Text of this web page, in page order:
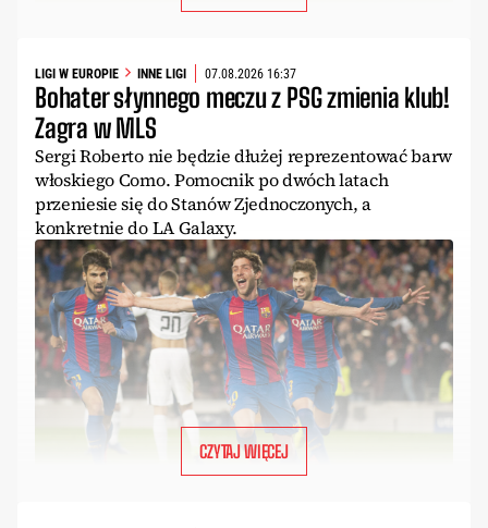
LIGI W EUROPIE INNE LIGI 07.08.2026 16:37
Bohater słynnego meczu z PSG zmienia klub!
Zagra w MLS
Sergi Roberto nie będzie dłużej reprezentować barw
włoskiego Como. Pomocnik po dwóch latach
przeniesie się do Stanów Zjednoczonych, a
konkretnie do LA Galaxy.
CZYTAJ WIĘCEJ